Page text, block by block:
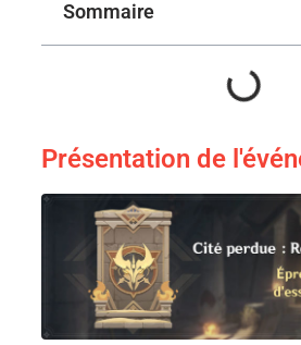
Sommaire
Présentation de